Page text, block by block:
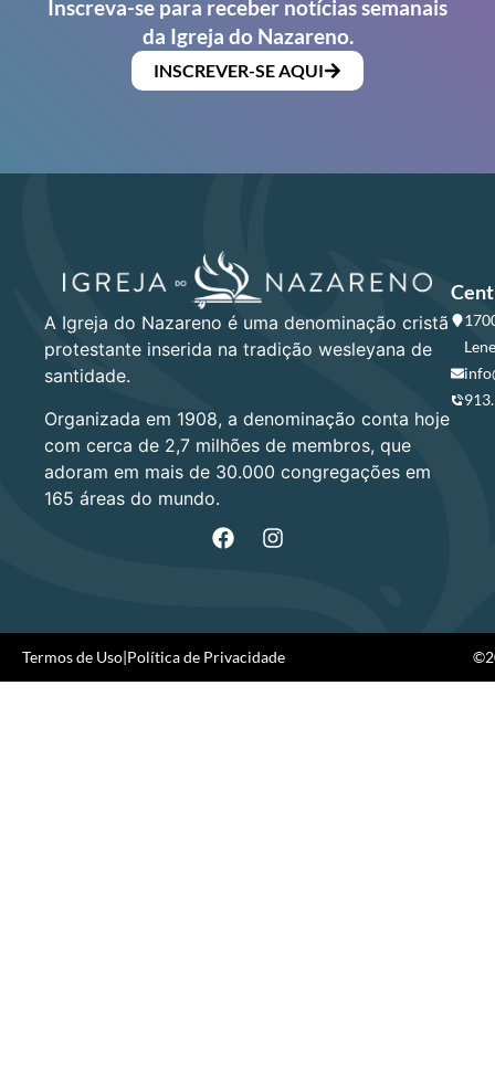
Inscreva-se para receber notícias semanais
da Igreja do Nazareno.
INSCREVER-SE AQUI
A Igreja do Nazareno é uma denominação cristã
protestante inserida na tradição wesleyana de
santidade.
Organizada em 1908, a denominação conta hoje
com cerca de 2,7 milhões de membros, que
adoram em mais de 30.000 congregações em
165 áreas do mundo.
Termos de Uso|Política de Privacidade